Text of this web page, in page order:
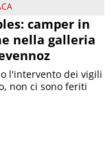
camper in
nella galleria
l'intervento dei vigili
non ci sono feriti